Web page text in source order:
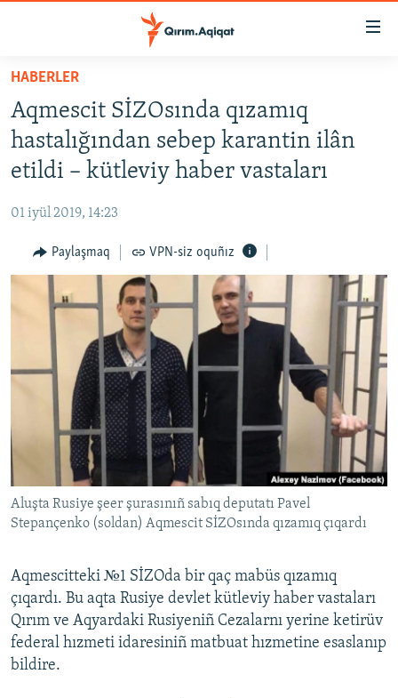
Esas
qaytmaq
Baş
navigatsiyağa
qaytmaq
Qıdıruvğa
qaytmaq
SİYASET
İQTİSADİYAT
MEDENİYET
İNSAN AQLARI
VİDEO
SÜRET
BLOGLAR
Русский
Українською
QOŞULIÑIZ!
RFE/RS bütün saytları
HABERLER
Aqmescit SİZOsında qızamıq
hastalığından sebep karantin ilân
etildi – kütleviy haber vastaları
01 iyül 2019, 14:23
Paylaşmaq VPN-siz oquñız
Aluşta Rusiye şeer şurasınıñ sabıq deputatı Pavel
Stepançenko (soldan) Aqmescit SİZOsında qızamıq çıqardı
Aqmescitteki №1 SİZOda bir qaç mabüs qızamıq
çıqardı. Bu aqta Rusiye devlet kütleviy haber vastaları
Qırım ve Aqyardaki Rusiyeniñ Cezalarnı yerine ketirüv
federal hızmeti idaresiniñ matbuat hızmetine esaslanıp
bildire.